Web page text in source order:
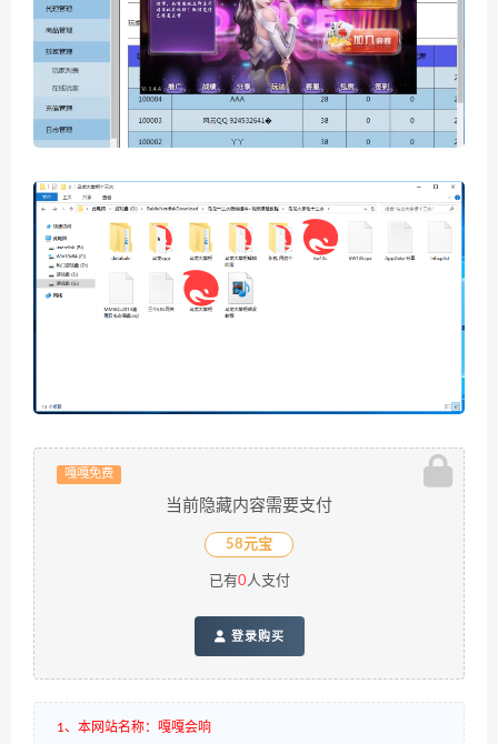
嘎嘎免费
当前隐藏内容需要支付
58元宝
已有0人支付
登录购买
1、本网站名称：嘎嘎会响